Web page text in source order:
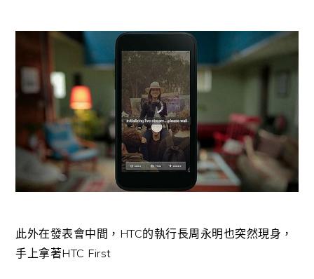
此外在發表會中間，HTC的執行長周永明也突然現身，
手上拿著HTC First